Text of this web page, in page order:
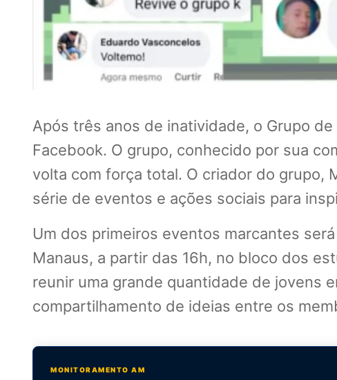
Após três anos de inatividade, o Grupo
Facebook. O grupo, conhecido por sua
volta com força total. O criador do grupo,
série de eventos e ações sociais para
Um dos primeiros eventos marcantes
Manaus, a partir das 16h, no bloco dos
reunir uma grande quantidade de jovens
compartilhamento de ideias entre os
MONITORAMENTO AM